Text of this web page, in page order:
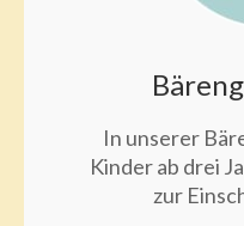
In unserer
Kinder ab drei
zur